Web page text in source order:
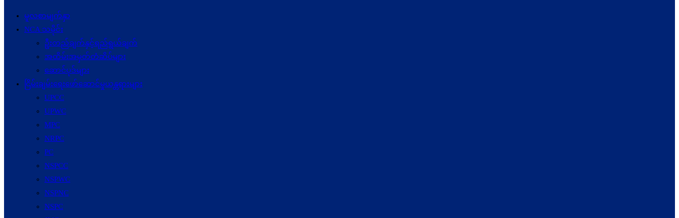
မူလစာမျက်နှာ
NCA သမိုင်း
ဦးတည်ချက်နှင့်ရည်ရွယ်ချက်
အထိမ်းအမှတ်တံဆိပ်များ
ဆောင်ပုဒ်များ
ငြိမ်းချမ်းရေးဖော်‌ဆောင်မှုယန္တရားများ
UPCC
UPWC
MPC
NRPC
PC
NSPCC
NSPWC
NSPNC
NSPC